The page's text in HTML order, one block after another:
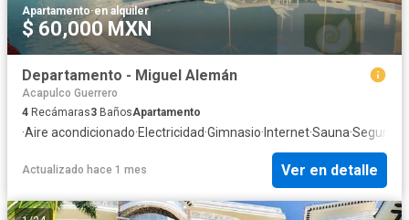
Apartamento·en alquiler
$ 60,000 MXN
Departamento - Miguel Alemán
Acapulco Guerrero
4 Recámaras3 BañosApartamento
·Aire acondicionado·Electricidad·Gimnasio· Internet·Sauna·
Actualizado hace 1 mes Ver en detalle